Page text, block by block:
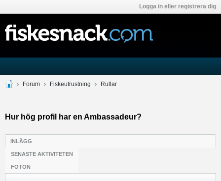
Logga in eller registrera dig
Forum Fiskeutrustning Rullar
Hur hög profil har en Ambassadeur?
INLÄGG
SENASTE AKTIVITETEN
FOTON